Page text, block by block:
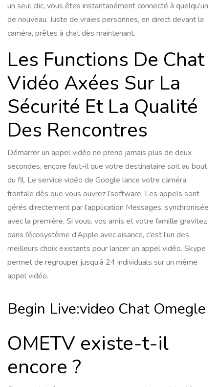
un seul clic, vous êtes instantanément connecté à quelqu’un
de nouveau. Juste de vraies personnes, en direct devant la
caméra, prêtes à chat dès maintenant.
Les Functions De Chat
Vidéo Axées Sur La
Sécurité Et La Qualité
Des Rencontres
Démarrer un appel vidéo ne prend jamais plus de deux
secondes, encore faut-il que votre destinataire soit au bout
du fil. Le service vidéo de Google lance votre caméra
frontale dès que vous ouvrez l’software. Les appels sont
gérés directement par l’application Messages, synchronisée
avec la première. Si vous, vos amis et votre famille gravitez
dans l’écosystème d’Apple avec aisance, c’est l’un des
meilleurs choix existants pour lancer un appel vidéo. Skype
permet de regrouper jusqu’à 24 individuals sur un même
appel vidéo.
Begin Live:video Chat Omegle
OMETV existe-t-il
encore ?